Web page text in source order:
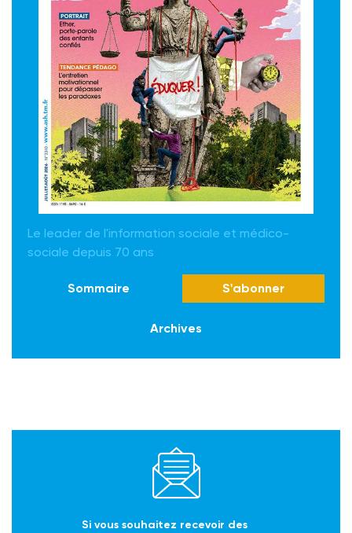
Le leader de l'information sociale et médico-
sociale depuis 70 ans
Sommaire S'abonner
Archives
Si vous souhaitez recevoir des